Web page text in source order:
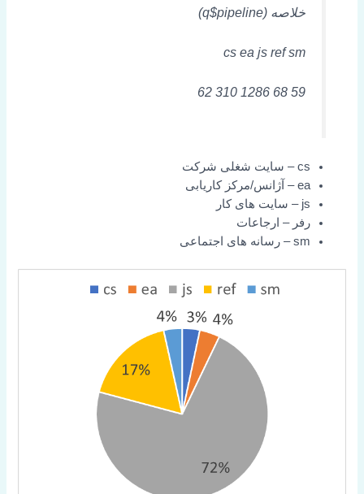
خلاصه (q$pipeline)
cs ea js ref sm
59 68 1286 310 62
cs – سایت شغلی شرکت
ea – آژانس/مرکز کاریابی
js – سایت های کار
رفر – ارجاعات
sm – رسانه های اجتماعی